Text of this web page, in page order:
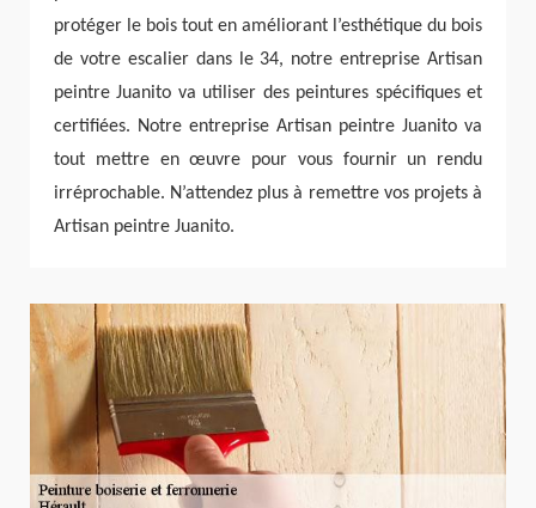
protéger le bois tout en améliorant l’esthétique du bois
de votre escalier dans le 34, notre entreprise Artisan
peintre Juanito va utiliser des peintures spécifiques et
certifiées. Notre entreprise Artisan peintre Juanito va
tout mettre en œuvre pour vous fournir un rendu
irréprochable. N’attendez plus à remettre vos projets à
Artisan peintre Juanito.